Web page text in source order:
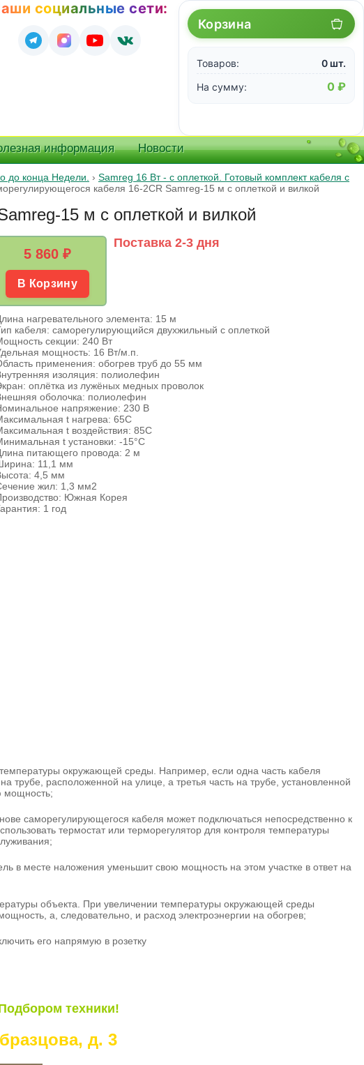
социальные сети:
Корзина
Товаров:
0 шт.
На сумму:
0 ₽
информация Новости
до конца Недели. › Samreg 16 Вт - с оплеткой. Готовый комплект кабеля с
кабеля 16-2CR Samreg-15 м c оплеткой и вилкой
15 м c оплеткой и вилкой
5 860 ₽
В Корзину
Поставка 2-3 дня
нагревательного элемента: 15 м
кабеля: саморегулирующийся двухжильный с оплеткой
секции: 240 Вт
мощность: 16 Вт/м.п.
применения: обогрев труб до 55 мм
изоляция: полиолефин
оплётка из лужёных медных проволок
оболочка: полиолефин
напряжение: 230 В
t нагрева: 65С
t воздействия: 85С
t установки: -15°С
питающего провода: 2 м
11,1 мм
4,5 мм
жил: 1,3 мм2
Южная Корея
1 год
окружающей среды. Например, если одна часть кабеля
трубе, расположенной на улице, а третья часть на трубе, установленной
мощность;
саморегулирующегося кабеля может подключаться непосредственно к
термостат или терморегулятор для контроля температуры
в месте наложения уменьшит свою мощность на этом участке в ответ на
объекта. При увеличении температуры окружающей среды
а, следовательно, и расход электроэнергии на обогрев;
его напрямую в розетку
техники!
д. 3